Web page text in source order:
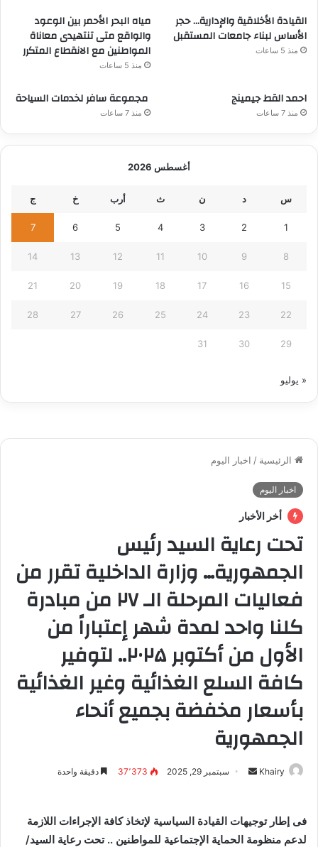
القيادة الأخلاقية والإدارية… حجر
الأساس لبناء جامعات المستقبل
منذ 5 ساعات
مياه البحر الأحمر بين الوعود
والواقع متى تنتهيدى معاناة
المواطنين مع الانقطاع المتكرر
منذ 5 ساعات
احمد القط جيمينج
منذ 7 ساعات
مجموعة سافر لخدمات السياحة
منذ 7 ساعات
أغسطس 2026
س د ن ث أرب خ ج
1
2
3
4
5
6
7
8
9
10
11
12
13
14
15
16
17
18
19
20
21
22
23
24
25
26
27
28
29
30
31
« يوليو